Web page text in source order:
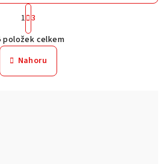
O
v
l
á
S
t
r
á
n
k
o
1 3
položek celkem
Nahoru